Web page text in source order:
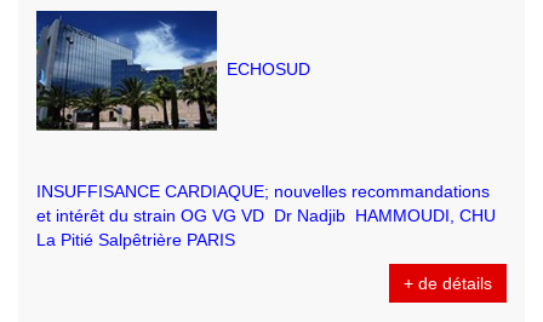
ECHOSUD
INSUFFISANCE CARDIAQUE; nouvelles recommandations
et intérêt du strain OG VG VD Dr Nadjib HAMMOUDI, CHU
La Pitié Salpêtrière PARIS
+ de détails